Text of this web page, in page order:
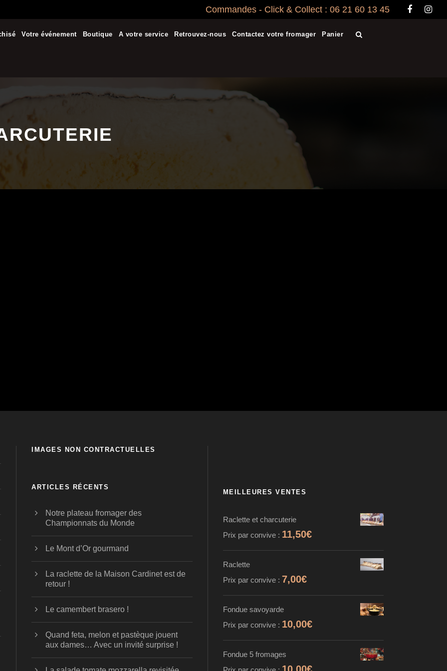
Commandes - Click & Collect : 06 21 60 13 45
Votre événement Boutique A votre service Retrouvez-nous Contactez votre fromager Panier
IMAGES NON CONTRACTUELLES
ARTICLES RÉCENTS
Notre plateau fromager des
Championnats du Monde
Le Mont d’Or gourmand
La raclette de la Maison Cardinet est de
retour !
Le camembert brasero !
Quand feta, melon et pastèque jouent
aux dames… Avec un invité surprise !
MEILLEURES VENTES
Raclette et charcuterie
Prix par convive : 11,50€
Raclette
Prix par convive : 7,00€
Fondue savoyarde
Prix par convive : 10,00€
Fondue 5 fromages